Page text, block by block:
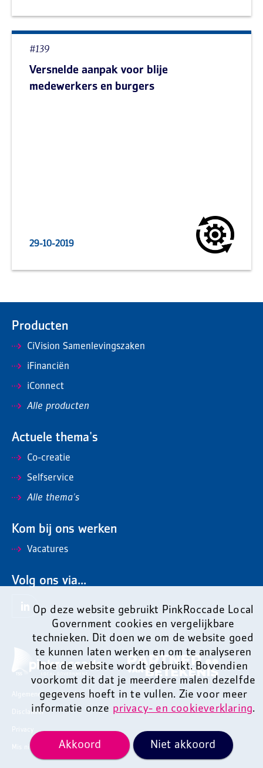
#139
Versnelde aanpak voor blije
medewerkers en burgers
29-10-2019
Op deze website gebruikt PinkRoccade Local
Government cookies en vergelijkbare
technieken. Dit doen we om de website goed
te kunnen laten werken en om te analyseren
hoe de website wordt gebruikt. Bovendien
voorkomt dit dat je meerdere malen dezelfde
gegevens hoeft in te vullen. Zie voor meer
informatie onze privacy- en cookieverklaring.
Akkoord Niet akkoord
Producten
CiVision Samenlevingszaken
iFinanciën
iConnect
Alle producten
Actuele thema's
Co-creatie
Selfservice
Alle thema's
Kom bij ons werken
Vacatures
Volg ons via...
Algemene voorwaarden
Disclaimer
Privacy
Mis niets en ontvang onze nieuwsbrief